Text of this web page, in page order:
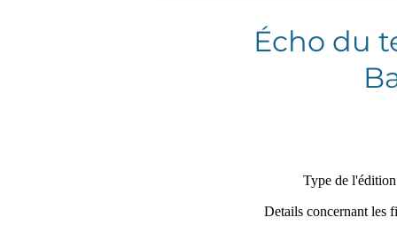
Écho du
Type de l'édition
Details concernant les